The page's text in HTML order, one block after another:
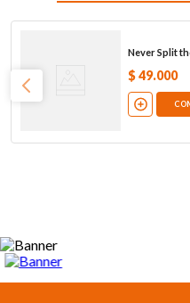
Never Split
$ 49.000